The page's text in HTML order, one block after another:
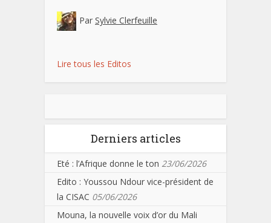
Par Sylvie Clerfeuille
Lire tous les Editos
Derniers articles
Eté : l’Afrique donne le ton 23/06/2026
Edito : Youssou Ndour vice-président de
la CISAC 05/06/2026
Mouna, la nouvelle voix d’or du Mali